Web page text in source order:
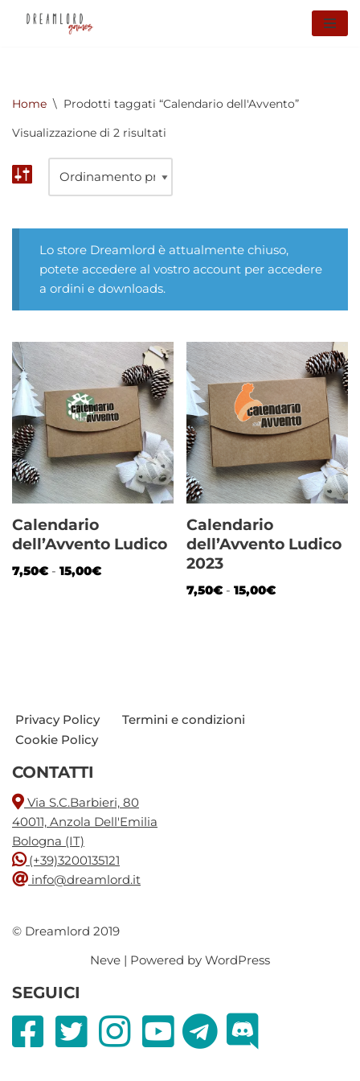
Home \ Prodotti taggati “Calendario dell'Avvento”
Visualizzazione di 2 risultati
Lo store Dreamlord è attualmente chiuso,
potete accedere al vostro account per accedere
a ordini e downloads.
Calendario
dell’Avvento Ludico
7,50€ - 15,00€
Calendario
dell’Avvento Ludico
2023
7,50€ - 15,00€
Privacy Policy
Termini e condizioni
Cookie Policy
CONTATTI
Via S.C.Barbieri, 80
40011, Anzola Dell'Emilia
Bologna (IT)
(+39)3200135121
info@dreamlord.it
© Dreamlord 2019
Neve | Powered by WordPress
SEGUICI